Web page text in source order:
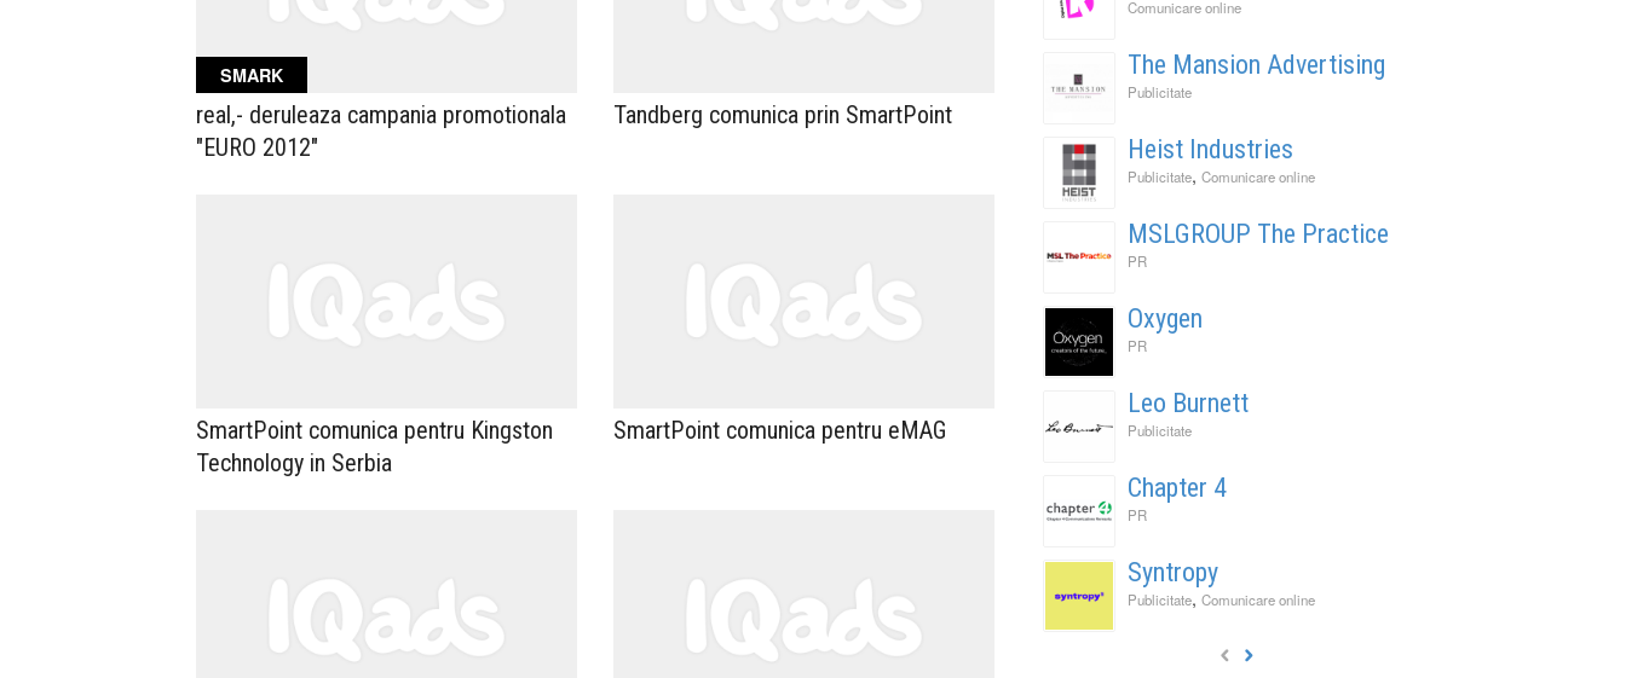
SMARK
real,- deruleaza campania promotionala
"EURO 2012"
Tandberg comunica prin SmartPoint
SmartPoint comunica pentru Kingston
Technology in Serbia
SmartPoint comunica pentru eMAG
Comunicare online
The Mansion Advertising
Publicitate
Heist Industries
Publicitate, Comunicare online
MSLGROUP The Practice
PR
Oxygen
PR
Leo Burnett
Publicitate
Chapter 4
PR
Syntropy
Publicitate, Comunicare online